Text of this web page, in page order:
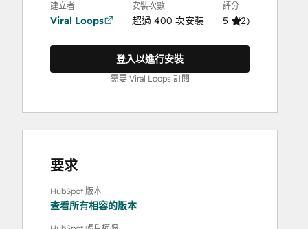
建立者
Viral Loops
安裝次數
超過 400 次安裝
評分
5 (2)
登入以進行安裝
需要 Viral Loops 訂閱
要求
HubSpot 版本
查看所有相容的版本